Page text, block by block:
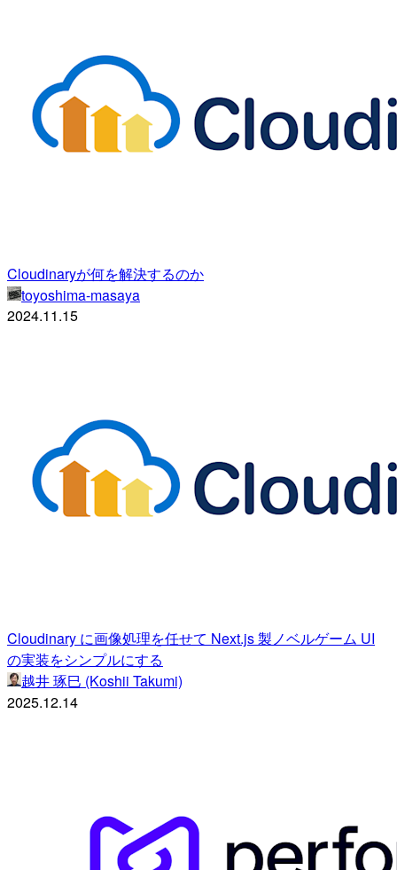
Cloudinaryが何を解決するのか
toyoshima-masaya
2024.11.15
Cloudinary に画像処理を任せて Next.js 製ノベルゲーム UI
の実装をシンプルにする
越井 琢巳 (Koshii Takumi)
2025.12.14